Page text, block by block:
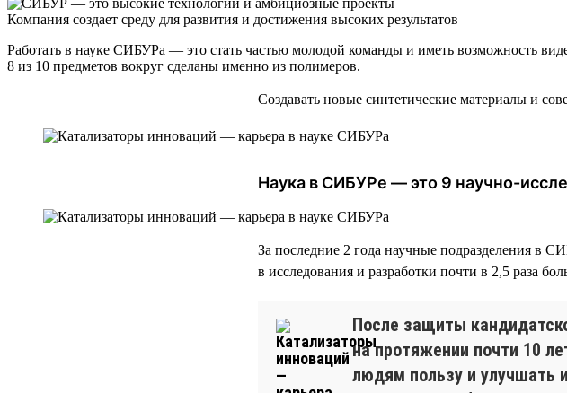
Компания создает среду для развития и достижения высоких результатов
Работать в науке СИБУРа — это стать частью молодой команды и иметь возможность
8 из 10 предметов вокруг сделаны именно из полимеров.
Создавать новые синтетические материалы и
Наука в СИБУРе — это 9 научно-
За последние 2 года научные подразделения в
в исследования и разработки почти в 2,5 раза
После защиты
на протяжении почти 10
людям пользу и улучшать